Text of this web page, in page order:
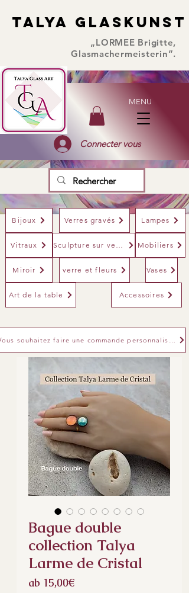
TALYA GLASKUNST
TALYA GLASKUNST
„LORMEE Brigitte,
Glasmachermeisterin“.
MENU
Connecter vous
Bijoux Verres gravés Lampes
Vitraux Sculpture sur verre Mobiliers
Miroir verre et fleurs Vases
Art de la table Accessoires
Bague double
collection Talya
Larme de Cristal
ab 15,00€Sale-